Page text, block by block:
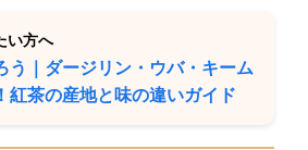
い方へ
う｜ダージリン・ウバ・キーム
紅茶の産地と味の違いガイド